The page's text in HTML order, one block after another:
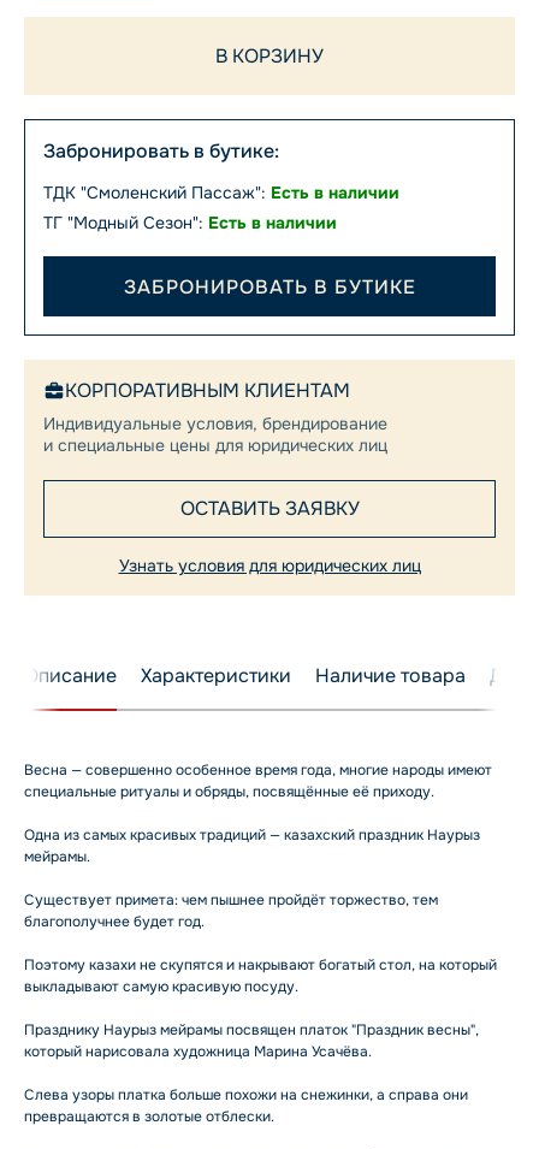
В КОРЗИНУ
Забронировать в бутике:
ТДК "Смоленский Пассаж": Есть в наличии
ТГ "Модный Сезон": Есть в наличии
ЗАБРОНИРОВАТЬ В БУТИКЕ
КОРПОРАТИВНЫМ КЛИЕНТАМ
Индивидуальные условия, брендирование
и специальные цены для юридических лиц
ОСТАВИТЬ ЗАЯВКУ
Узнать условия для юридических лиц
Описание Характеристики Наличие товара
Весна — совершенно особенное время года, многие народы имеют
специальные ритуалы и обряды, посвящённые её приходу.
Одна из самых красивых традиций — казахский праздник Наурыз
мейрамы.
Существует примета: чем пышнее пройдёт торжество, тем
благополучнее будет год.
Поэтому казахи не скупятся и накрывают богатый стол, на который
выкладывают самую красивую посуду.
Празднику Наурыз мейрамы посвящен платок "Праздник весны",
который нарисовала художница Марина Усачёва.
Слева узоры платка больше похожи на снежинки, а справа они
превращаются в золотые отблески.